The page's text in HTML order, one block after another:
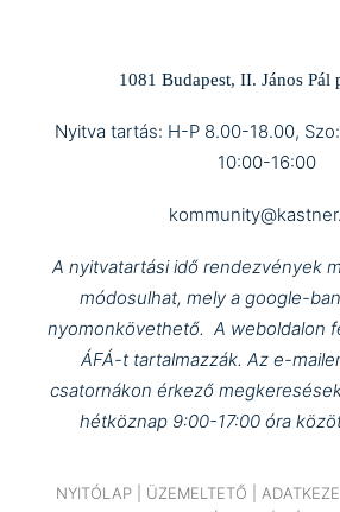
1081 Budapest, II. János Pál
Nyitva tartás: H-P 8.00-18.00,
10:00-16:00
A nyitvatartási idő rendezvények
módosulhat, mely a google-
nyomonkövethető. A weboldalon
ÁFÁ-t tartalmazzák. Az e-
csatornákon érkező
hétköznap 9:00-17:00 óra
NYITÓLAP| ÜZEMELTETŐ